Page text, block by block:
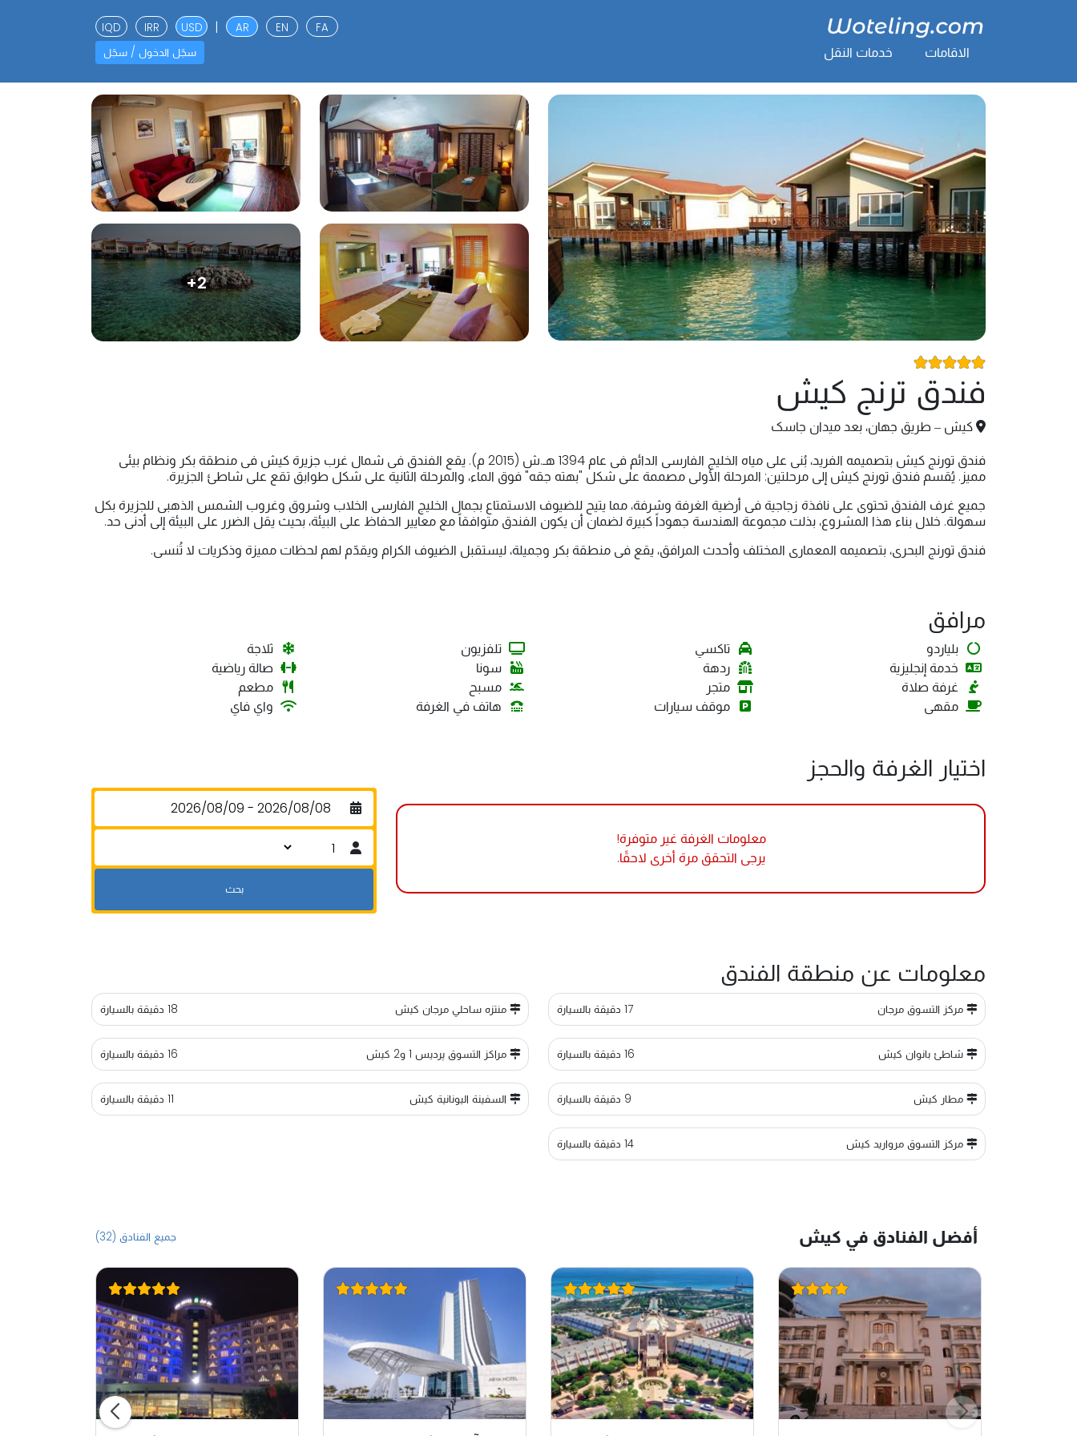
الاقامات خدمات النقل
FA
EN
AR
|
USD
IRR
IQD
سجّل الدخول / سجّل
+2
فندق ترنج کیش
کیش – طریق جهان، بعد میدان جاسک
فندق تورنج کیش بتصمیمه الفرید، بُنی على میاه الخلیج الفارسی الدائم فی عام 1394 هـ.ش (2015 م). یقع الفندق فی شمال غرب جزیرة کیش فی منطقة بکر ونظام بیئی
ممیز. یُقسم فندق تورنج کیش إلى مرحلتین: المرحلة الأولى مصممة على شکل "بهته جقه" فوق الماء، والمرحلة الثانیة على شکل طوابق تقع على شاطئ الجزیرة.
جمیع غرف الفندق تحتوی على نافذة زجاجیة فی أرضیة الغرفة وشرفة، مما یتیح للضیوف الاستمتاع بجمال الخلیج الفارسی الخلاب وشروق وغروب الشمس الذهبی للجزیرة بکل
سهولة. خلال بناء هذا المشروع، بذلت مجموعة الهندسة جهوداً کبیرة لضمان أن یکون الفندق متوافقاً مع معاییر الحفاظ على البیئة، بحیث یقل الضرر على البیئة إلى أدنى حد.
فندق تورنج البحری، بتصمیمه المعماری المختلف وأحدث المرافق، یقع فی منطقة بکر وجمیلة، لیستقبل الضیوف الکرام ویقدّم لهم لحظات ممیزة وذکریات لا تُنسى.
مرافق
بلياردو تاكسي تلفزيون
ثلاجة
خدمة إنجليزية
ردهة سونا
صالة رياضية
غرفة صلاة
متجر مسبح
مطعم
مقهى
موقف سيارات هاتف في الغرفة واي فاي
اختيار الغرفة والحجز
معلومات الغرفة غير متوفرة!
يرجى التحقق مرة أخرى لاحقًا.
معلومات عن منطقة الفندق
مركز التسوق مرجان 17 دقيقة بالسيارة منتزه ساحلي مرجان كيش 18 دقيقة بالسيارة
شاطئ بانوان كيش 16 دقيقة بالسيارة مراكز التسوق پرديس 1 و2 كيش 16 دقيقة بالسيارة
مطار كيش 9 دقيقة بالسيارة السفينة اليونانية كيش 11 دقيقة بالسيارة
مركز التسوق مرواريد كيش 14 دقيقة بالسيارة
أفضل الفنادق في كيش جميع الفنادق (32)